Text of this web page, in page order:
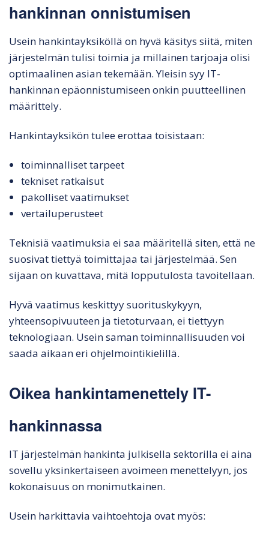
hankinnan onnistumisen
Usein hankintayksiköllä on hyvä käsitys siitä, miten
järjestelmän tulisi toimia ja millainen tarjoaja olisi
optimaalinen asian tekemään. Yleisin syy IT-
hankinnan epäonnistumiseen onkin puutteellinen
määrittely.
Hankintayksikön tulee erottaa toisistaan:
toiminnalliset tarpeet
tekniset ratkaisut
pakolliset vaatimukset
vertailuperusteet
Teknisiä vaatimuksia ei saa määritellä siten, että ne
suosivat tiettyä toimittajaa tai järjestelmää. Sen
sijaan on kuvattava, mitä lopputulosta tavoitellaan.
Hyvä vaatimus keskittyy suorituskykyyn,
yhteensopivuuteen ja tietoturvaan, ei tiettyyn
teknologiaan. Usein saman toiminnallisuuden voi
saada aikaan eri ohjelmointikielillä.
Oikea hankintamenettely IT-
hankinnassa
IT järjestelmän hankinta julkisella sektorilla ei aina
sovellu yksinkertaiseen avoimeen menettelyyn, jos
kokonaisuus on monimutkainen.
Usein harkittavia vaihtoehtoja ovat myös: